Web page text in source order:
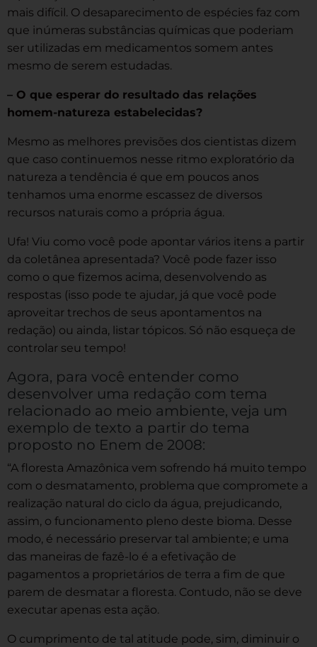
mais difícil. O desaparecimento de espécies faz com
que inúmeras substâncias químicas que poderiam
ser utilizadas em medicamentos somem antes
mesmo de serem estudadas.
– O que esperar do resultado das relações
homem-natureza estabelecidas?
Mesmo as melhores previsões dos cientistas dizem
que caso continuemos nesse ritmo exploratório da
natureza a tendência é que em poucos anos
tenhamos uma enorme escassez de diversos
recursos naturais como a própria água.
Ufa! Viu como você pode apontar vários itens a partir
da coletânea apresentada? Você pode fazer isso
como o que fizemos acima, desenvolvendo as
respostas (isso pode te ajudar, já que você pode
aproveitar trechos de seus apontamentos na
redação) ou ainda, listar tópicos. Só não esqueça de
controlar seu tempo!
Agora, para você entender como
desenvolver uma redação com tema
relacionado ao meio ambiente, veja um
exemplo de texto a partir do tema
proposto no Enem de 2008:
“A floresta Amazônica vem sofrendo há muito tempo
com o desmatamento, problema que compromete a
realização natural do ciclo da água, prejudicando,
assim, o funcionamento pleno deste bioma. Desse
modo, é necessário preservar tal ambiente; e uma
das maneiras de fazê-lo é a efetivação de
pagamentos a proprietários de terra a fim de que
parem de desmatar a floresta. Contudo, não se deve
executar apenas esta ação.
O cumprimento de tal atitude pode, sim, diminuir o